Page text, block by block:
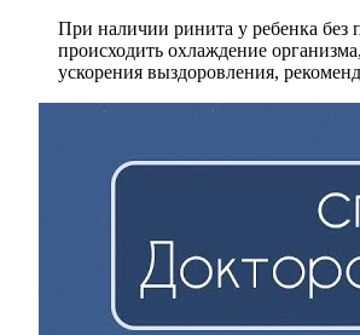
При наличии ринита у ребенка без
происходить охлаждение
ускорения выздоровления,